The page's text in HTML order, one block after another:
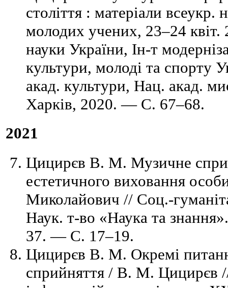
століття : матеріали всеукр.
молодих учених, 23–24
науки України, Ін-т
культури, молоді та спорту
акад. культури, Нац. акад.
Харків, 2020. — С. 67–68.
2021
Цицирєв В. М. Музичне
естетичного виховання
Миколайович // Соц.-
Наук. т-во «Наука та
37. — С. 17–19.
Цицирєв В. М. Окремі
сприйняття / В. М. Цицирєв